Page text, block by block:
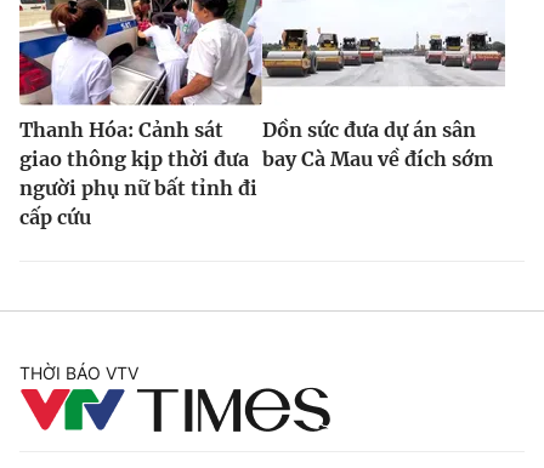
Thanh Hóa: Cảnh sát
giao thông kịp thời đưa
người phụ nữ bất tỉnh đi
cấp cứu
Dồn sức đưa dự án sân
bay Cà Mau về đích sớm
THỜI BÁO VTV